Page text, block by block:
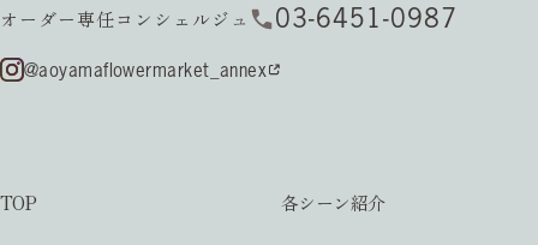
オーダー専任コンシェルジュ 03-6451-0987
@aoyamaflowermarket_annex
TOP 各シーン紹介